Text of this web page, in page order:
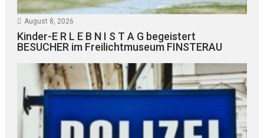
August 8, 2026
Kinder-E R L E B N I S T A G begeistert
BESUCHER im Freilichtmuseum FINSTERAU